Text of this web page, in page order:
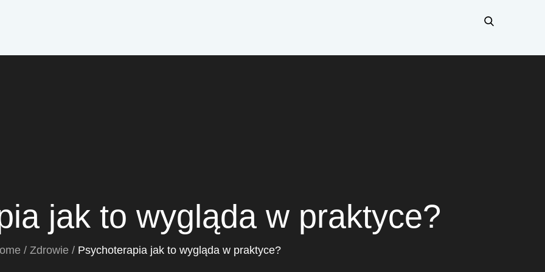
jak to wygląda w praktyce?
Zdrowie Psychoterapia jak to wygląda w praktyce?